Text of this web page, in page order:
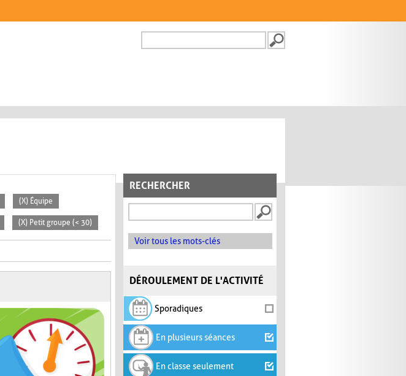
FORMULAIRE DE
RECHERCHER
Voir tous les mots-clés
DÉROULEMENT DE L'ACTIVITÉ
Sporadiques
En plusieurs séances
En classe seulement
(X) Équipe
(X) Petit groupe (< 30)